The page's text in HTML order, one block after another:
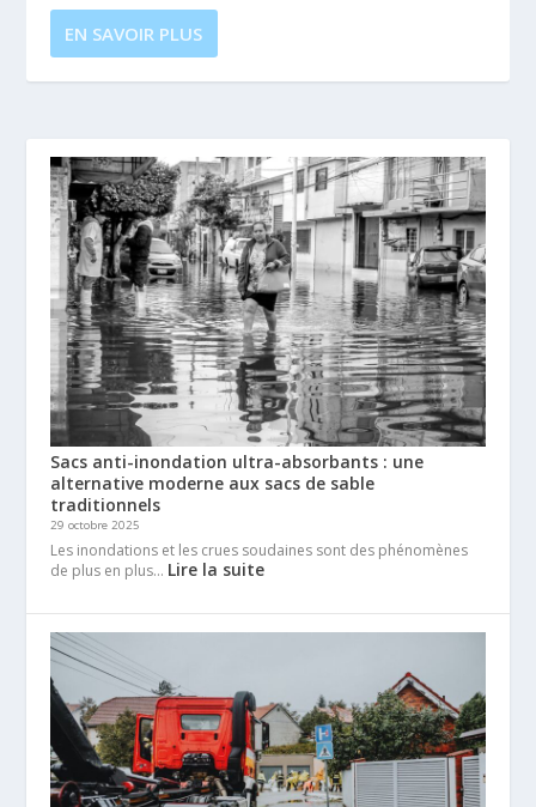
EN SAVOIR PLUS
Sacs anti-inondation ultra-absorbants : une
alternative moderne aux sacs de sable
traditionnels
29 octobre 2025
Les inondations et les crues soudaines sont des phénomènes
de plus en plus… Lire la suite